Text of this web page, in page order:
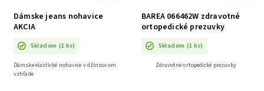
Dámske jeans nohavice
AKCIA
Skladom (1 ks)
Dámske elastické nohavice v džínsovom
vzhľade
BAREA 066462W zdravotné
ortopedické prezuvky
Skladom (1 ks)
Zdravotné ortopedické prezuvky